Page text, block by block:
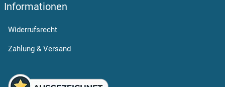
Informationen
Widerrufsrecht
Zahlung & Versand